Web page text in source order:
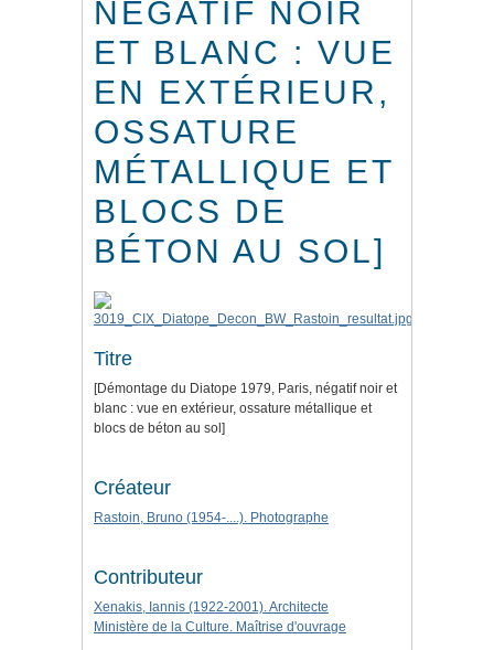
NÉGATIF NOIR
ET BLANC : VUE
EN EXTÉRIEUR,
OSSATURE
MÉTALLIQUE ET
BLOCS DE
BÉTON AU SOL]
Titre
[Démontage du Diatope 1979, Paris, négatif noir et
blanc : vue en extérieur, ossature métallique et
blocs de béton au sol]
Créateur
Rastoin, Bruno (1954-....). Photographe
Contributeur
Xenakis, Iannis (1922-2001). Architecte
Ministère de la Culture. Maîtrise d'ouvrage